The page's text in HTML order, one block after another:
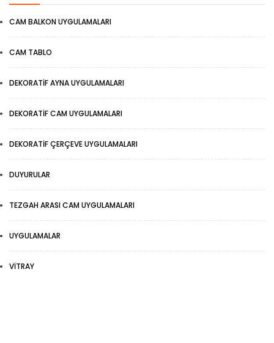
CAM BALKON UYGULAMALARI
CAM TABLO
DEKORATIF AYNA UYGULAMALARI
DEKORATIF CAM UYGULAMALARI
DEKORATIF ÇERÇEVE UYGULAMALARI
DUYURULAR
TEZGAH ARASI CAM UYGULAMALARI
UYGULAMALAR
VITRAY